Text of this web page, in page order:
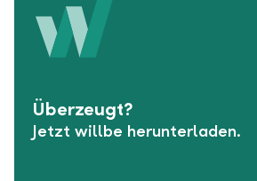
Überzeugt?
Jetzt willbe herunterladen.